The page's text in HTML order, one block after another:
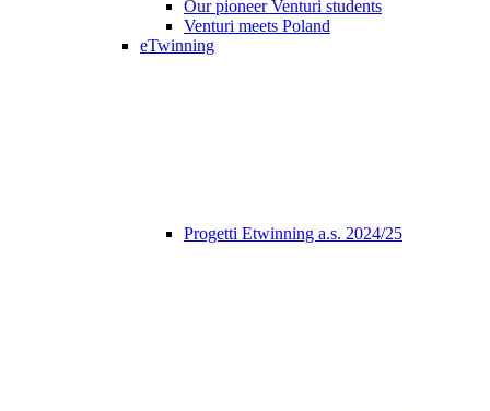
Our pioneer Venturi students
Venturi meets Poland
eTwinning
Progetti Etwinning a.s. 2024/25